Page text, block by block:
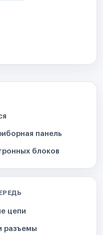
панель
блоков
цепи
разъемы